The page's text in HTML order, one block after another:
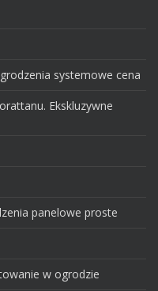
systemowe cena
Ekskluzywne
panelowe proste
w ogrodzie